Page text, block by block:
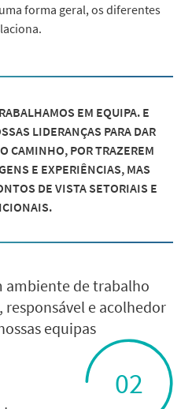
forma geral, os diferentes
EM EQUIPA. E
LIDERANÇAS PARA DAR
CAMINHO, POR TRAZEREM
E EXPERIÊNCIAS, MAS
DE VISTA SETORIAIS E
ambiente de trabalho
responsável e acolhedor
equipas
02